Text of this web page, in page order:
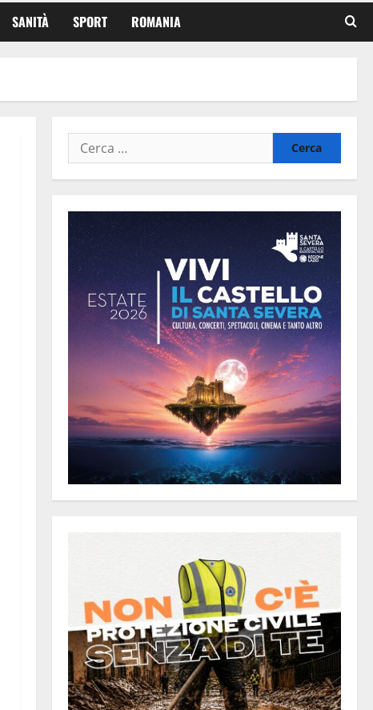
SANITÀ SPORT ROMANIA
Ricerca
per: